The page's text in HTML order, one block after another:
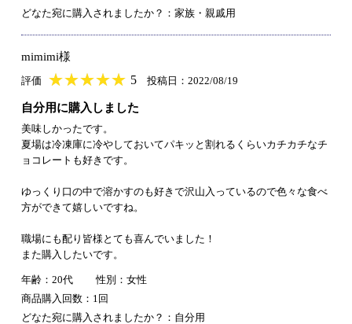
どなた宛に購入されましたか？：家族・親戚用
mimimi様
評価 ★★★★★
★★★★★ 5 投稿日：2022/08/19
自分用に購入しました
美味しかったです。
夏場は冷凍庫に冷やしておいてパキッと割れるくらいカチカチなチ
ョコレートも好きです。
ゆっくり口の中で溶かすのも好きで沢山入っているので色々な食べ
方ができて嬉しいですね。
職場にも配り皆様とても喜んでいました！
また購入したいです。
年齢：20代
性別：女性
商品購入回数：1回
どなた宛に購入されましたか？：自分用